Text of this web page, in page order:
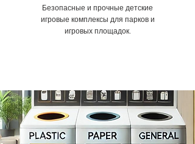
Безопасные и прочные детские
игровые комплексы для парков и
игровых площадок.